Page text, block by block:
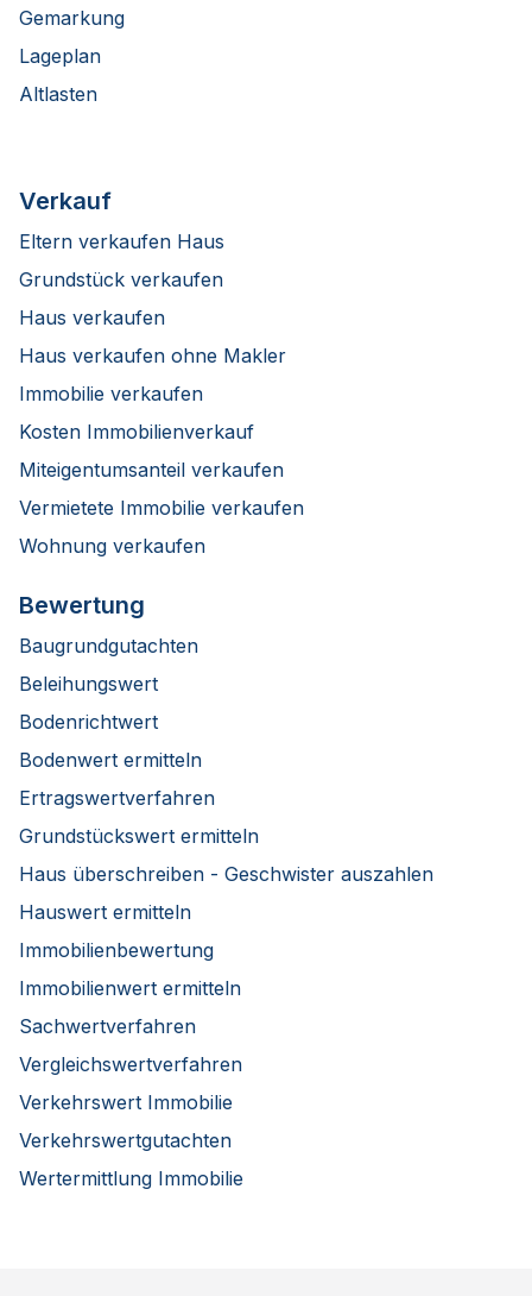
Gemarkung
Lageplan
Altlasten
Verkauf
Eltern verkaufen Haus
Grundstück verkaufen
Haus verkaufen
Haus verkaufen ohne Makler
Immobilie verkaufen
Kosten Immobilienverkauf
Miteigentumsanteil verkaufen
Vermietete Immobilie verkaufen
Wohnung verkaufen
Bewertung
Baugrundgutachten
Beleihungswert
Bodenrichtwert
Bodenwert ermitteln
Ertragswertverfahren
Grundstückswert ermitteln
Haus überschreiben - Geschwister auszahlen
Hauswert ermitteln
Immobilienbewertung
Immobilienwert ermitteln
Sachwertverfahren
Vergleichswertverfahren
Verkehrswert Immobilie
Verkehrswertgutachten
Wertermittlung Immobilie